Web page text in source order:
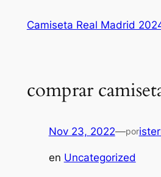
Camiseta Real Madrid
comprar
Nov 23, 2022—por
en Uncategorized